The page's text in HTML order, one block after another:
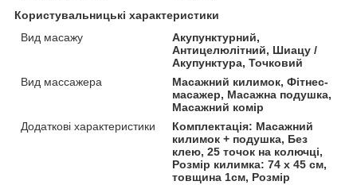
Користувальницькі характеристики
Вид масажу
Акупунктурний,
Антицелюлітний, Шиацу /
Акупунктура, Точковий
Вид массажера
Масажний килимок, Фітнес-
масажер, Масажна подушка,
Масажний комір
Додаткові характеристики
Комплектація: Масажний
килимок + подушка, Без
клею, 25 точок на колючці,
Розмір килимка: 74 х 45 см,
товщина 1см, Розмір